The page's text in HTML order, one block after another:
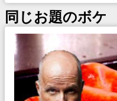
同じお題のボケ